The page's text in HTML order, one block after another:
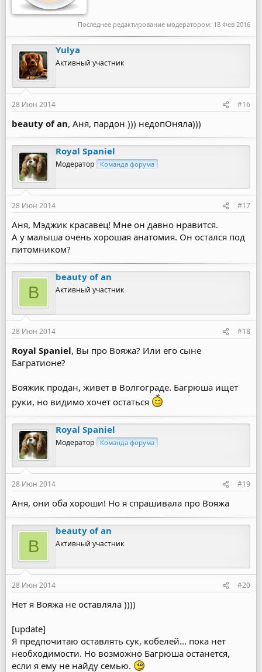
Последнее редактирование модератором: 18 Фев 2016
Yulya
Активный участник
28 Июн 2014 #16
beauty of an, Аня, пардон ))) недопОняла)))
Royal Spaniel
Модератор Команда форума
28 Июн 2014 #17
Аня, Мэджик красавец! Мне он давно нравится.
А у малыша очень хорошая анатомия. Он остался под
питомником?
B
beauty of an
Активный участник
28 Июн 2014 #18
Royal Spaniel, Вы про Вояжа? Или его сыне
Багратионе?
Вояжик продан, живет в Волгограде. Багрюша ищет
руки, но видимо хочет остаться
Royal Spaniel
Модератор Команда форума
28 Июн 2014 #19
Аня, они оба хороши! Но я спрашивала про Вояжа
B
beauty of an
Активный участник
28 Июн 2014 #20
Нет я Вояжа не оставляла ))))
[update]
Я предпочитаю оставлять сук, кобелей... пока нет
необходимости. Но возможно Багрюша останется,
если я ему не найду семью.